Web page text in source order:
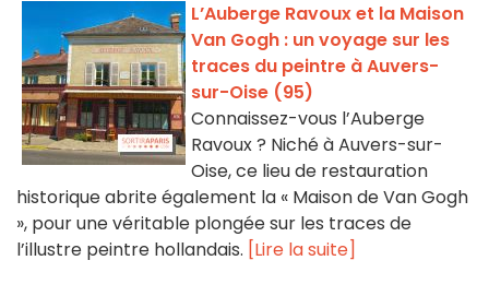
L’Auberge Ravoux et la Maison
Van Gogh : un voyage sur les
traces du peintre à Auvers-
sur-Oise (95)
Connaissez-vous l’Auberge
Ravoux ? Niché à Auvers-sur-
Oise, ce lieu de restauration
historique abrite également la « Maison de Van Gogh
», pour une véritable plongée sur les traces de
l’illustre peintre hollandais. [Lire la suite]